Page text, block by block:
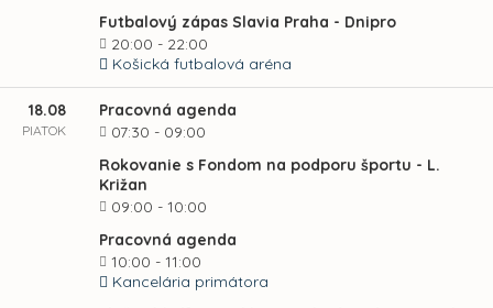
Futbalový zápas Slavia Praha - Dnipro
20:00 - 22:00
Košická futbalová aréna
18.08
PIATOK
Pracovná agenda
07:30 - 09:00
Rokovanie s Fondom na podporu športu - L.
Križan
09:00 - 10:00
Pracovná agenda
10:00 - 11:00
Kancelária primátora